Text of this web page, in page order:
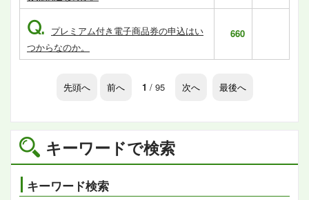
キーワードで検索
キーワード検索
Q. プレミアム付き電子商品券の申込はい
つからなのか。
660
先頭へ 前へ 1 / 95 次へ 最後へ